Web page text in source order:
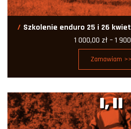
Szkolenie enduro 25 i 26
1 000,00 zł–1
Zamawiam >>
I, II